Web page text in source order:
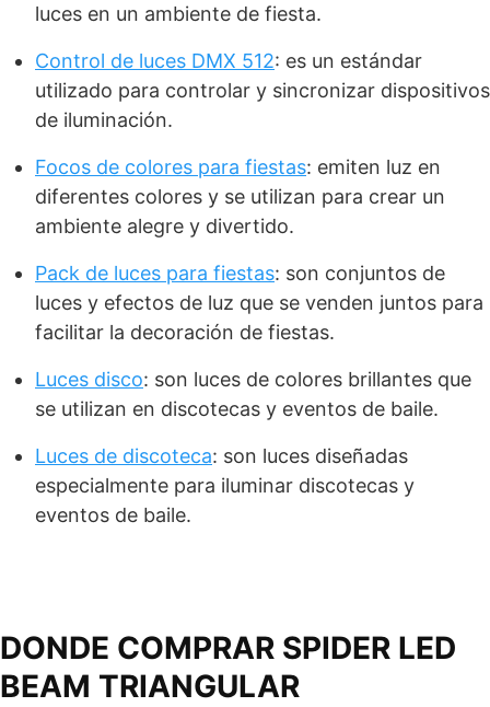
luces en un ambiente de fiesta.
Control de luces DMX 512: es un estándar
utilizado para controlar y sincronizar dispositivos
de iluminación.
Focos de colores para fiestas: emiten luz en
diferentes colores y se utilizan para crear un
ambiente alegre y divertido.
Pack de luces para fiestas: son conjuntos de
luces y efectos de luz que se venden juntos para
facilitar la decoración de fiestas.
Luces disco: son luces de colores brillantes que
se utilizan en discotecas y eventos de baile.
Luces de discoteca: son luces diseñadas
especialmente para iluminar discotecas y
eventos de baile.
DONDE COMPRAR SPIDER LED
BEAM TRIANGULAR